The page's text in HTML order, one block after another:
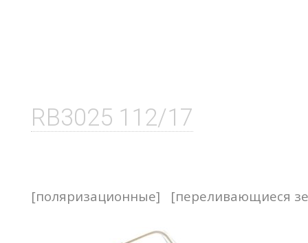
RB3025 112/17
[поляризационные] [переливающиеся